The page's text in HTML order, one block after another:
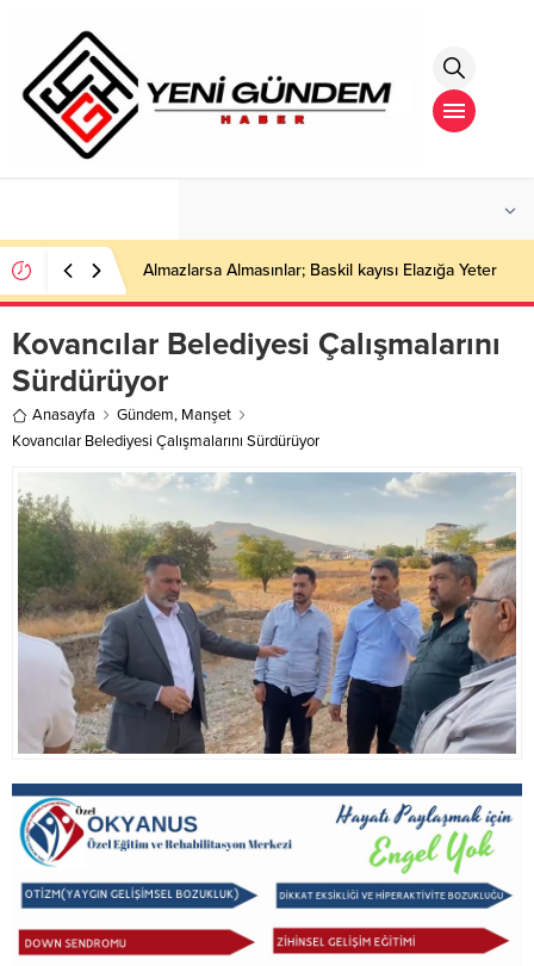
Almazlarsa Almasınlar; Baskil kayısı Elazığa Yeter
Kovancılar Belediyesi Çalışmalarını
Sürdürüyor
Anasayfa Gündem, Manşet
Kovancılar Belediyesi Çalışmalarını Sürdürüyor